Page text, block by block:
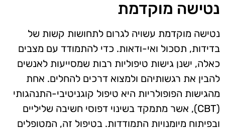
נטישה מוקדמת
נטישה מוקדמת עשויה לגרום לתחושות קשות של
בדידות, תסכול ואי-ודאות. כדי להתמודד עם מצבים
כאלה, ישנן גישות טיפוליות רבות שמסייעות לאנשים
להבין את רגשותיהם ולמצוא דרכים להחלים. אחת
מהגישות הפופולריות היא טיפול קוגניטיבי-התנהגותי
(CBT), אשר מתמקד בשינוי דפוסי חשיבה שליליים
ובפיתוח מיומנויות התמודדות. בטיפול זה, המטופלים